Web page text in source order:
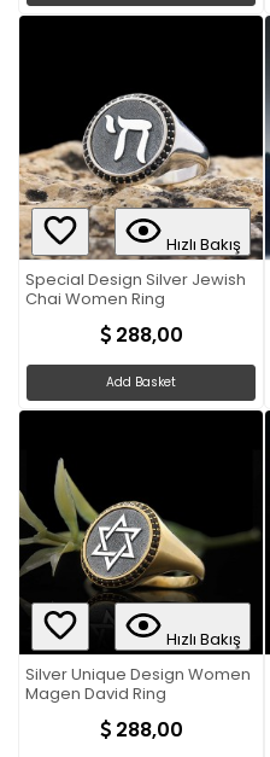
Hızlı Bakış
Special Design Silver Jewish
Chai Women Ring
288,00
Add Basket
Hızlı Bakış
Silver Unique Design Women
Magen David Ring
288,00